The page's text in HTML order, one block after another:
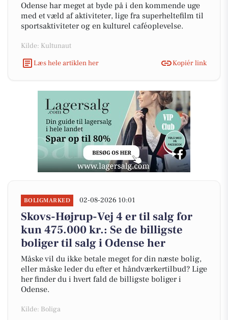
Odense har meget at byde på i den kommende uge
med et væld af aktiviteter, lige fra superheltefilm til
sportsaktiviteter og en kulturel caféoplevelse.
Kilde: Kultunaut
Læs hele artiklen her
Kopiér link
BOLIGMARKED 02-08-2026 10:01
Skovs-Højrup-Vej 4 er til salg for
kun 475.000 kr.: Se de billigste
boliger til salg i Odense her
Måske vil du ikke betale meget for din næste bolig,
eller måske leder du efter et håndværkertilbud? Lige
her finder du i hvert fald de billigste boliger i
Odense.
Kilde: Boliga